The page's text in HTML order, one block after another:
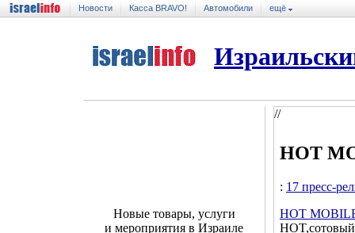
Новости Касса BRAVO! Автомобили ещё
Новые товары, услуги
и мероприятия в Израиле
//
HOT
: 17 пресс-
HOT M